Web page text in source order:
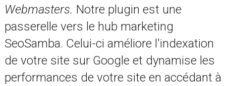
Webmasters. Notre plugin est une
passerelle vers le hub marketing
SeoSamba. Celui-ci améliore l'indexation
de votre site sur Google et dynamise les
performances de votre site en accédant à